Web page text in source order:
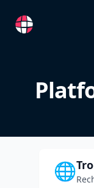
RemoteFR
🌐